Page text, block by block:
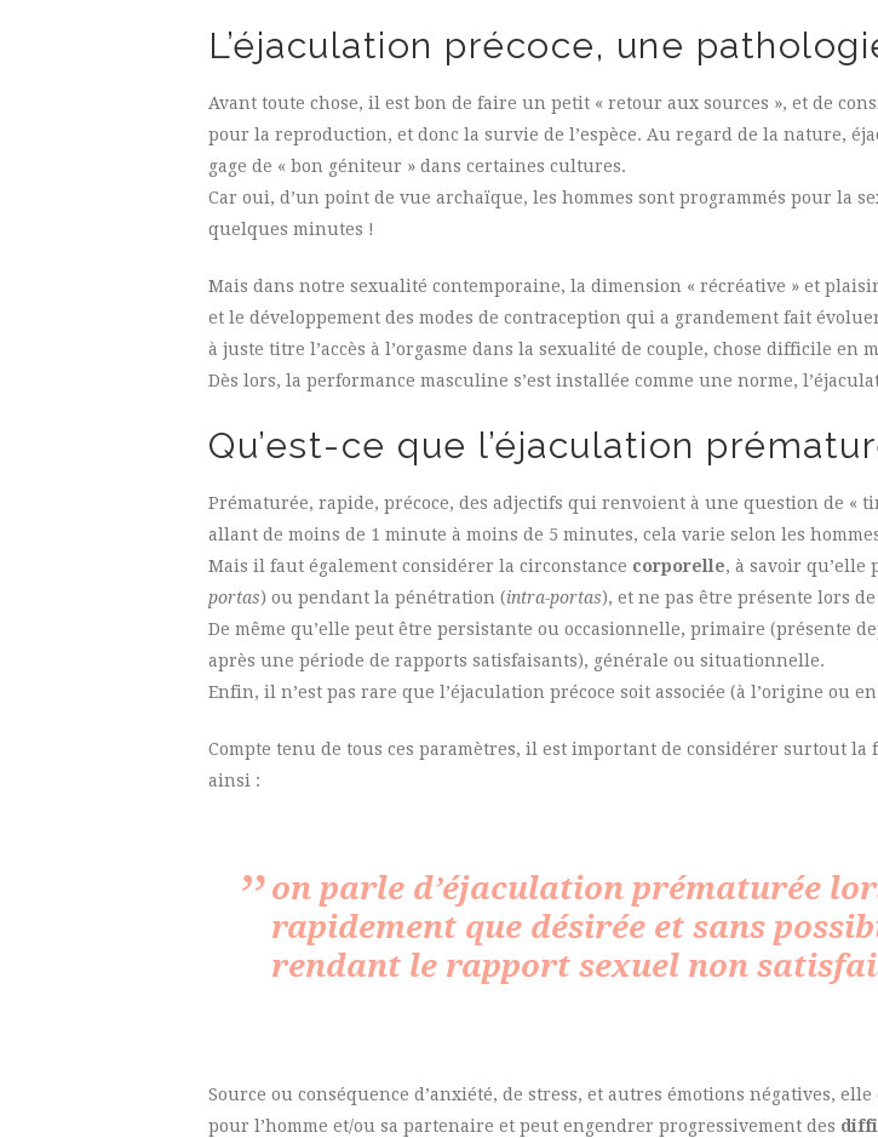
L’éjaculation précoce, une
Avant toute chose, il est bon de faire un petit « retour aux sources », et de
pour la reproduction, et donc la survie de l’espèce. Au regard de la nature,
gage de « bon géniteur » dans certaines cultures.
Car oui, d’un point de vue archaïque, les hommes sont programmés pour la
quelques minutes !
Mais dans notre sexualité contemporaine, la dimension « récréative » et
et le développement des modes de contraception qui a grandement fait
à juste titre l’accès à l’orgasme dans la sexualité de couple, chose difficile en
Dès lors, la performance masculine s’est installée comme une norme,
Qu’est-ce que l’éjaculation
Prématurée, rapide, précoce, des adjectifs qui renvoient à une question de «
allant de moins de 1 minute à moins de 5 minutes, cela varie selon les
Mais il faut également considérer la circonstance corporelle, à savoir qu’elle
portas) ou pendant la pénétration (intra-portas), et ne pas être présente lors
De même qu’elle peut être persistante ou occasionnelle, primaire (présente
après une période de rapports satisfaisants), générale ou situationnelle.
Enfin, il n’est pas rare que l’éjaculation précoce soit associée (à l’origine ou
Compte tenu de tous ces paramètres, il est important de considérer surtout
ainsi :
on parle d’éjaculation prématurée
rapidement que désirée et sans
rendant le rapport sexuel non
Source ou conséquence d’anxiété, de stress, et autres émotions négatives,
pour l’homme et/ou sa partenaire et peut engendrer progressivement des